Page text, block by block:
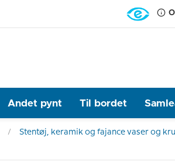
Andet pynt Til bordet
Stentøj, keramik og fajance vaser og